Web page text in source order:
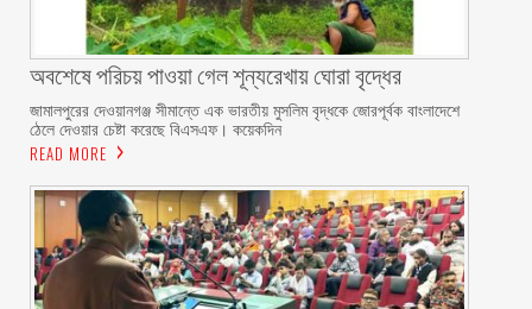
অবশেষে পরিচয় পাওয়া গেল শূন্যরেখায় ঘোরা বৃদ্ধের
জামালপুরের দেওয়ানগঞ্জ সীমান্তে এক ভারতীয় মুসলিম বৃদ্ধকে জোরপূর্বক বাংলাদেশে
ঠেলে দেওয়ার চেষ্টা করেছে বিএসএফ। কয়েকদিন
READ MORE